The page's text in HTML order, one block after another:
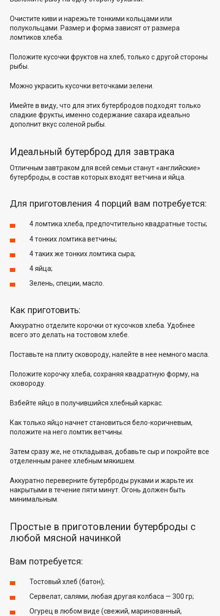
Очистите киви и нарежьте тонкими кольцами или
полукольцами. Размер и форма зависят от размера
ломтиков хлеба.
Положите кусочки фруктов на хлеб, только с другой стороны
рыбы.
Можно украсить кусочки веточками зелени.
Имейте в виду, что для этих бутербродов подходят только
сладкие фрукты, именно содержание сахара идеально
дополнит вкус соленой рыбы.
Идеальный бутерброд для завтрака
Отличным завтраком для всей семьи станут «английские»
бутерброды, в состав которых входят ветчина и яйца.
Для приготовления 4 порций вам потребуется:
4 ломтика хлеба, предпочтительно квадратные тосты;
4 тонких ломтика ветчины;
4 таких же тонких ломтика сыра;
4 яйца;
Зелень, специи, масло.
Как приготовить:
Аккуратно отделите корочки от кусочков хлеба. Удобнее
всего это делать на тостовом хлебе.
Поставьте на плиту сковороду, налейте в нее немного масла.
Положите корочку хлеба, сохраняя квадратную форму, на
сковороду.
Взбейте яйцо в получившийся хлебный каркас.
Как только яйцо начнет становиться бело-коричневым,
положите на него ломтик ветчины.
Затем сразу же, не откладывая, добавьте сыр и покройте все
отделенным ранее хлебным мякишем.
Аккуратно переверните бутерброды руками и жарьте их
накрытыми в течение пяти минут. Огонь должен быть
минимальным.
Простые в приготовлении бутерброды с
любой мясной начинкой
Вам потребуется:
Тостовый хлеб (батон);
Сервелат, салями, любая другая колбаса — 300 гр;
Огурец в любом виде (свежий, маринованный,